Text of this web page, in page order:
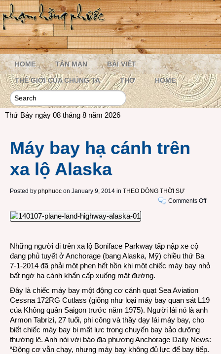
HOME TẢN MẠN BÀI VIẾT
THẾ GIỚI CỦA CHÚNG TA THƠ HOME
Thứ Bảy ngày 08 tháng 8 năm 2026
Máy bay hạ cánh trên
xa lộ Alaska
Posted by phphuoc on January 9, 2014 in THEO DÒNG THỜI SỰ
Comments Offon
lộ
Những người đi trên xa lộ Boniface Parkway tấp nập xe cộ
đang phủ tuyết ở Anchorage (bang Alaska, Mỹ) chiều thứ Ba
7-1-2014 đã phải một phen hết hồn khi một chiếc máy bay nhỏ
bất ngờ hạ cánh khẩn cấp xuống mặt đường.
Đây là chiếc máy bay một động cơ cánh quạt Sea Aviation
Cessna 172RG Cutlass (giống như loại máy bay quan sát L19
của Không quân Saigon trước năm 1975). Người lái nó là anh
Armon Tabrizi, 27 tuổi, phi công và thầy dạy lái máy bay, cho
biết chiếc máy bay bị mất lực trong chuyến bay bảo dưỡng
thường lệ. Anh nói với báo địa phương Anchorage Daily News:
“Động cơ vẫn chạy, nhưng máy bay không đủ lực để bay tiếp.